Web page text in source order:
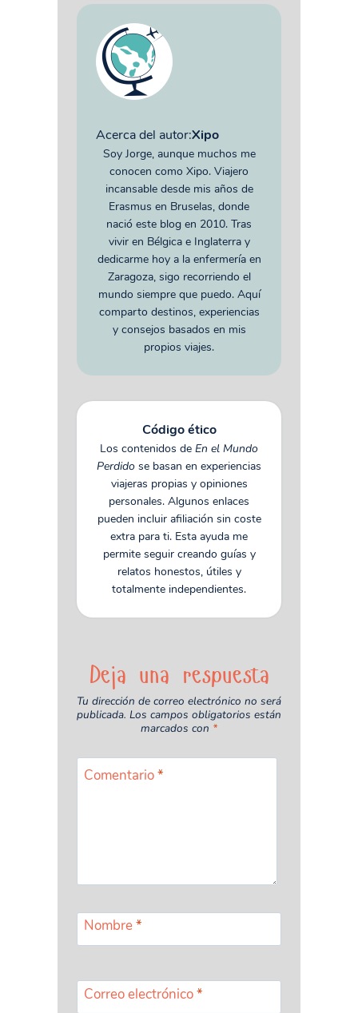
Acerca del autor:Xipo
Soy Jorge, aunque muchos me
conocen como Xipo. Viajero
incansable desde mis años de
Erasmus en Bruselas, donde
nació este blog en 2010. Tras
vivir en Bélgica e Inglaterra y
dedicarme hoy a la enfermería en
Zaragoza, sigo recorriendo el
mundo siempre que puedo. Aquí
comparto destinos, experiencias
y consejos basados en mis
propios viajes.
Código ético
Los contenidos de En el Mundo
Perdido se basan en experiencias
viajeras propias y opiniones
personales. Algunos enlaces
pueden incluir afiliación sin coste
extra para ti. Esta ayuda me
permite seguir creando guías y
relatos honestos, útiles y
totalmente independientes.
Deja una respuesta
Tu dirección de correo electrónico no será
publicada. Los campos obligatorios están
marcados con *
Comentario*
Nombre*
Correo electrónico*